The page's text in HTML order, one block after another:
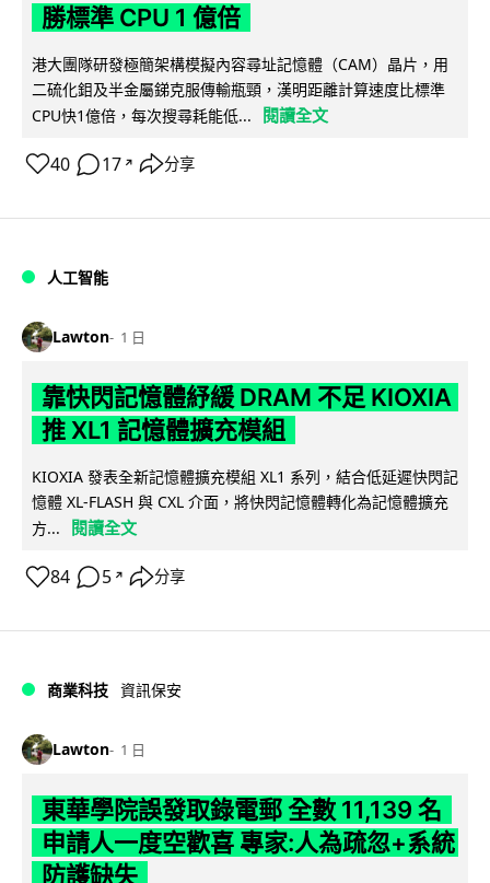
勝標準 CPU 1 億倍
港大團隊研發極簡架構模擬內容尋址記憶體（CAM）晶片，用
二硫化鉬及半金屬銻克服傳輸瓶頸，漢明距離計算速度比標準
CPU快1億倍，每次搜尋耗能低...
閱讀全文
40 17 ↗ 分享
人工智能
Lawton 1 日
靠快閃記憶體紓緩 DRAM 不足 KIOXIA
推 XL1 記憶體擴充模組
KIOXIA 發表全新記憶體擴充模組 XL1 系列，結合低延遲快閃記
憶體 XL-FLASH 與 CXL 介面，將快閃記憶體轉化為記憶體擴充
方...
閱讀全文
84 5 ↗ 分享
商業科技 資訊保安
Lawton 1 日
東華學院誤發取錄電郵 全數 11,139 名
申請人一度空歡喜 專家:人為疏忽+系統
防護缺失